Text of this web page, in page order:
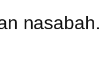
nasabah.